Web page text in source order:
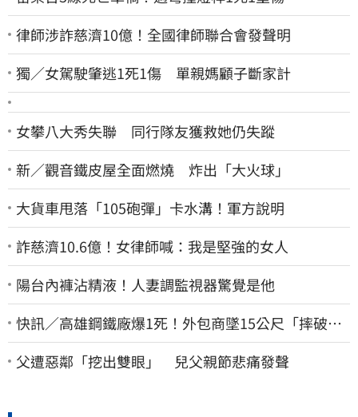
律師涉詐慈濟10億！全國律師聯合會發聲明
獨／女駕駛肇逃1死1傷 單親媽顧子斷家計
女攀八大秀失聯 同行隊友獲救她仍失蹤
新／觀音鐵皮屋全面燃燒 炸出「大火球」
大貨車甩落「105砲彈」卡水溝！軍方說明
詐慈濟10.6億！女律師喊：我是堅強的女人
陽台內褲沾精液！人妻調監視器驚覺是他
快訊／高雄鋼鐵廠爆1死！外包商墜15公尺「摔破頭
亡」
父遭惡鄰「挖出雙眼」 兒父親節悲痛發聲